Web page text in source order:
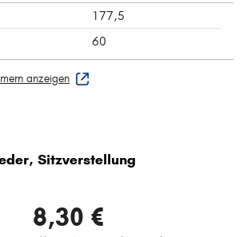
177,5
60
anzeigen
Sitzverstellung
8,30 €